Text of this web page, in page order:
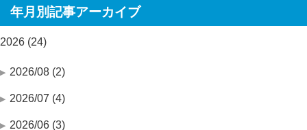
年月別記事アーカイブ
2026 (24)
2026/08 (2)
2026/07 (4)
2026/06 (3)